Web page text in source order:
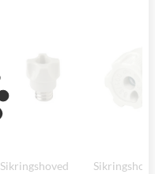
Sikringshoved